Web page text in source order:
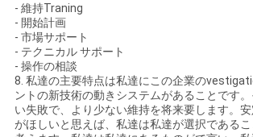
- 維持Traning
- 開始計画
- 市場サポート
- テクニカル サポート
- 操作の相談
8. 私達の主要特点は私達にこの企業の
ントの新技術の動きシステムがあることです
い失敗で、より少ない維持を将来要します。
がほしいと思えば、私達は私達が選択である